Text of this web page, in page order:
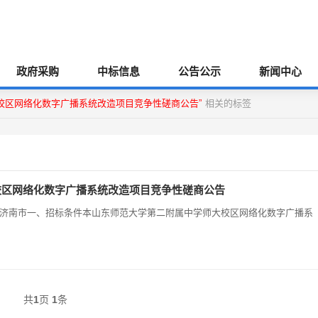
政府采购 中标信息 公告公示 新闻中心
网络化数字广播系统改造项目竞争性磋商公告” 相关的标签
网络化数字广播系统改造项目竞争性磋商公告
南市一、招标条件本山东师范大学第二附属中学师大校区网络化数字广播系
共1页 1条